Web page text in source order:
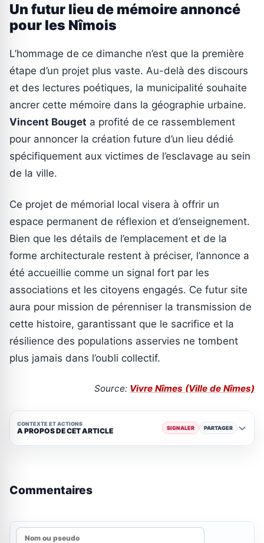
Un futur lieu de mémoire annoncé
pour les Nîmois
L’hommage de ce dimanche n’est que la première
étape d’un projet plus vaste. Au-delà des discours
et des lectures poétiques, la municipalité souhaite
ancrer cette mémoire dans la géographie urbaine.
Vincent Bouget a profité de ce rassemblement
pour annoncer la création future d’un lieu dédié
spécifiquement aux victimes de l’esclavage au sein
de la ville.
Ce projet de mémorial local visera à offrir un
espace permanent de réflexion et d’enseignement.
Bien que les détails de l’emplacement et de la
forme architecturale restent à préciser, l’annonce a
été accueillie comme un signal fort par les
associations et les citoyens engagés. Ce futur site
aura pour mission de pérenniser la transmission de
cette histoire, garantissant que le sacrifice et la
résilience des populations asservies ne tombent
plus jamais dans l’oubli collectif.
Source: Vivre Nîmes (Ville de Nîmes)
CONTEXTE ET ACTIONS
A PROPOS DE CET ARTICLE SIGNALER PARTAGER
Commentaires